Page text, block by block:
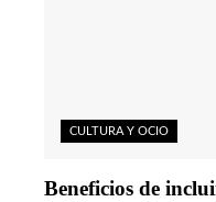
CULTURA Y OCIO
Beneficios de